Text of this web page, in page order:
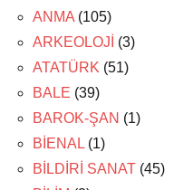
ANMA (105)
ARKEOLOJİ (3)
ATATÜRK (51)
BALE (39)
BAROK-ŞAN (1)
BİENAL (1)
BİLDİRİ SANAT (45)